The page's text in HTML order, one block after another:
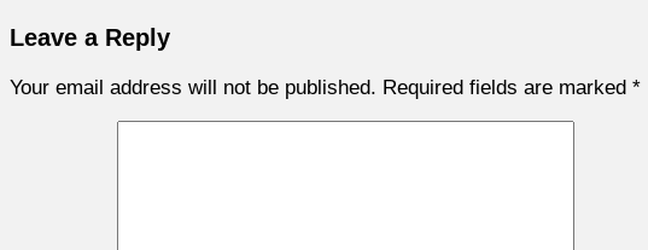
Leave a Reply
Your email address will not be published. Required fields are marked *